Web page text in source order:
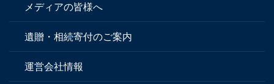
メディアの皆様へ
遺贈・相続寄付のご案内
運営会社情報